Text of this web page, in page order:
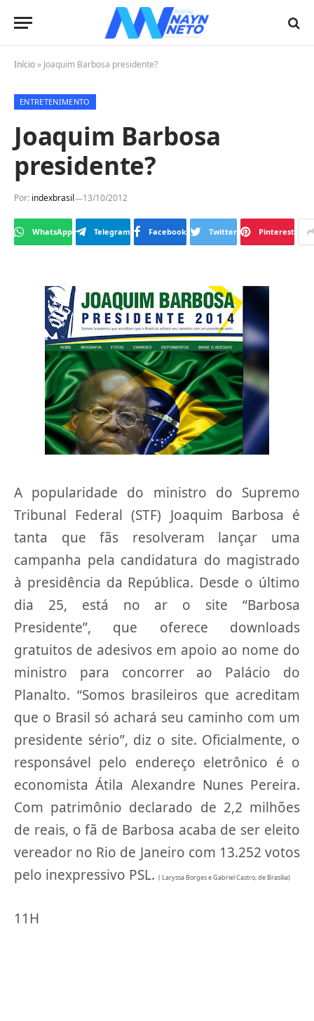
Início » Joaquim Barbosa presidente?
ENTRETENIMENTO
Joaquim Barbosa
presidente?
Por: indexbrasil 13/10/2012
WhatsApp Telegram Facebook Twitter Pinterest
A popularidade do ministro do Supremo
Tribunal Federal (STF) Joaquim Barbosa é
tanta que fãs resolveram lançar uma
campanha pela candidatura do magistrado
à presidência da República. Desde o último
dia 25, está no ar o site “Barbosa
Presidente”, que oferece downloads
gratuitos de adesivos em apoio ao nome do
ministro para concorrer ao Palácio do
Planalto. “Somos brasileiros que acreditam
que o Brasil só achará seu caminho com um
presidente sério”, diz o site. Oficialmente, o
responsável pelo endereço eletrônico é o
economista Átila Alexandre Nunes Pereira.
Com patrimônio declarado de 2,2 milhões
de reais, o fã de Barbosa acaba de ser eleito
vereador no Rio de Janeiro com 13.252 votos
pelo inexpressivo PSL. ( Laryssa Borges e Gabriel Castro, de Brasília)
11H